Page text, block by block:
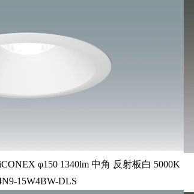
φ150 1340lm 中角 反射板白 5000K
15W4BW-DLS